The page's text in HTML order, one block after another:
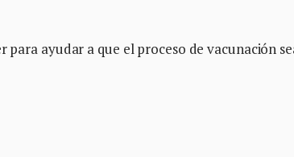
para ayudar a que el proceso de vacunación